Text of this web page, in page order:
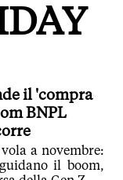
il 'compra
BNPL
a novembre:
il boom,